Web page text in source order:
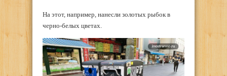
На этот, например, нанесли золотых рыбок в
черно-белых цветах.